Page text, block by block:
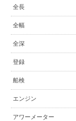
全長
全幅
全深
登録
船検
エンジン
アワーメーター